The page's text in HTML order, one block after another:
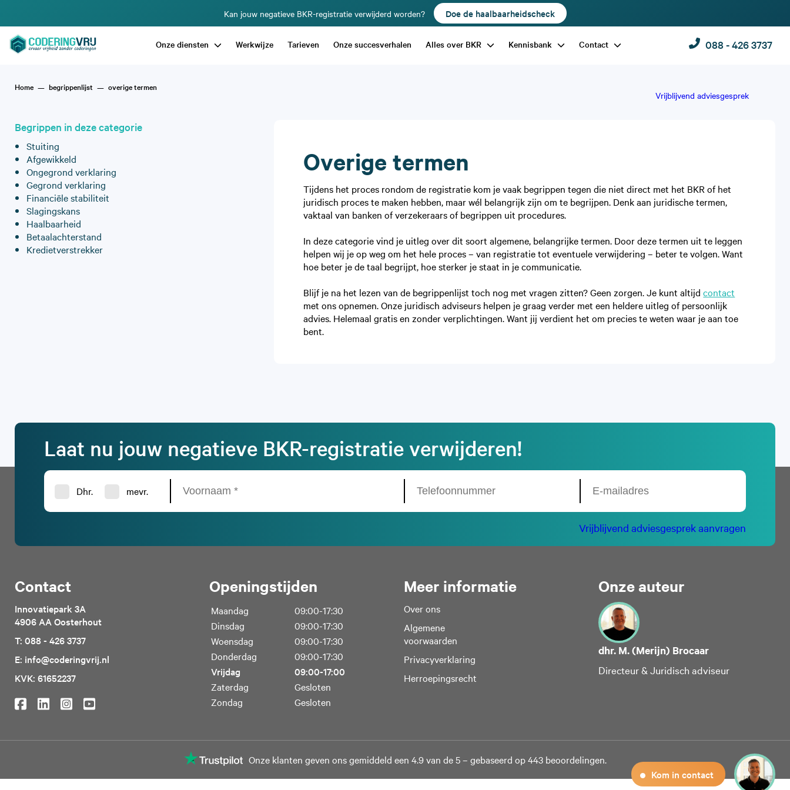
Deze website maakt gebruik van cookies
We gebruiken cookies om content en advertenties te personaliseren, om functies voor social media te
bieden en om ons websiteverkeer te analyseren. Ook delen we informatie over uw gebruik van onze
site met onze partners voor social media, adverteren en analyse. Deze partners kunnen deze gegevens
Toestemmingsselectie
Details tonen
Alles toestaan
Kan jouw negatieve BKR-registratie verwijderd worden? Doe de haalbaarheidscheck
Onze diensten Werkwijze Tarieven Onze succesverhalen Alles over BKR Kennisbank Contact 088 - 426 3737
Vrijblijvend adviesgesprek
Home begrippenlijst overige termen
Overige termen
Tijdens het proces rondom de registratie kom je vaak begrippen tegen die niet direct met het BKR of het
juridisch proces te maken hebben, maar wél belangrijk zijn om te begrijpen. Denk aan juridische termen,
vaktaal van banken of verzekeraars of begrippen uit procedures.
In deze categorie vind je uitleg over dit soort algemene, belangrijke termen. Door deze termen uit te leggen
helpen wij je op weg om het hele proces – van registratie tot eventuele verwijdering – beter te volgen. Want
hoe beter je de taal begrijpt, hoe sterker je staat in je communicatie.
Blijf je na het lezen van de begrippenlijst toch nog met vragen zitten? Geen zorgen. Je kunt altijdcontact
met ons opnemen. Onze juridisch adviseurs helpen je graag verder met een heldere uitleg of persoonlijk
advies. Helemaal gratis en zonder verplichtingen. Want jij verdient het om precies te weten waar je aan toe
bent.
Begrippen in deze categorie
Stuiting
Afgewikkeld
Ongegrond verklaring
Gegrond verklaring
Financiële stabiliteit
Slagingskans
Haalbaarheid
Betaalachterstand
Kredietverstrekker
Laat nu jouw negatieve BKR-registratie verwijderen!
Dhr. mevr.
Vrijblijvend adviesgesprek aanvragen
Kom in contact
Contact
Innovatiepark 3A
4906 AA Oosterhout
T: 088 - 426 3737
E: info@coderingvrij.nl
KVK: 61652237
Openingstijden
Maandag
09:00-17:30
Dinsdag
09:00-17:30
Woensdag
09:00-17:30
Donderdag
09:00-17:30
Vrijdag
09:00-17:00
Zaterdag
Gesloten
Zondag
Gesloten
Meer informatie
Over ons
Algemene
voorwaarden
Privacyverklaring
Herroepingsrecht
Onze auteur
dhr. M. (Merijn) Brocaar
Directeur & Juridisch adviseur
Onze klanten geven ons gemiddeld een 4.9 van de 5 – gebaseerd op 443 beoordelingen.